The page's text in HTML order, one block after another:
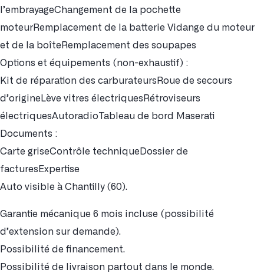
l’embrayageChangement de la pochette
moteurRemplacement de la batterie Vidange du moteur
et de la boîteRemplacement des soupapes
Options et équipements (non-exhaustif) :
Kit de réparation des carburateursRoue de secours
d’origineLève vitres électriquesRétroviseurs
électriquesAutoradioTableau de bord Maserati
Documents :
Carte griseContrôle techniqueDossier de
facturesExpertise
Auto visible à Chantilly (60).
Garantie mécanique 6 mois incluse (possibilité
d’extension sur demande).
Possibilité de financement.
Possibilité de livraison partout dans le monde.